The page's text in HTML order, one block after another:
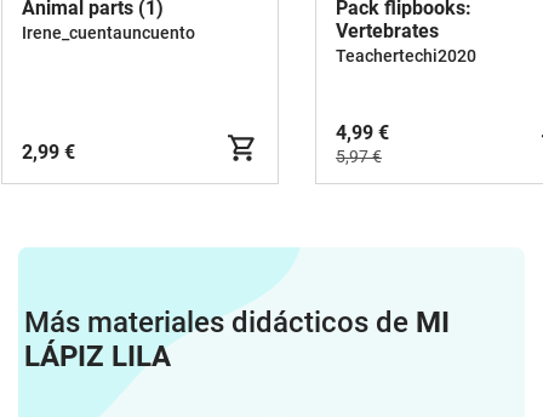
Animal parts (1)
Irene_cuentauncuento
2,99 €
Pack flipbooks:
Vertebrates
Teachertechi2020
4,99 €
5,97 €
Más materiales didácticos de MI
LÁPIZ LILA